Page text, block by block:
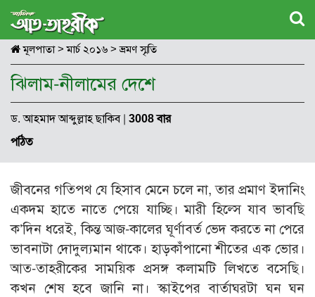
মূলপাতা> মার্চ ২০১৬ > ভ্রমণ স্মৃতি
ঝিলাম-নীলামের দেশে
ড. আহমাদ আব্দুল্লাহ ছাকিব| 3008 বার
পঠিত
জীবনের গতিপথ যে হিসাব মেনে চলে না, তার প্রমাণ ইদানিং
একদম হাতে নাতে পেয়ে যাচ্ছি। মারী হিল্সে যাব ভাবছি
ক’দিন ধরেই, কিন্ত আজ-কালের ঘূর্ণাবর্ত ভেদ করতে না পেরে
ভাবনাটা দোদুল্যমান থাকে। হাড়কাঁপানো শীতের এক ভোর।
আত-তাহরীকের সাময়িক প্রসঙ্গ কলামটি লিখতে বসেছি।
কখন শেষ হবে জানি না। স্কাইপের বার্তাঘরটা ঘন ঘন